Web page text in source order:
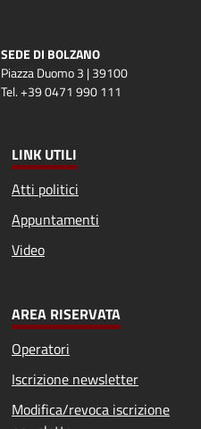
SEDE DI BOLZANO
Piazza Duomo 3 | 39100
Tel. +39 0471 990 111
LINK UTILI
Atti politici
Appuntamenti
Video
AREA RISERVATA
Operatori
Iscrizione newsletter
Modifica/revoca iscrizione